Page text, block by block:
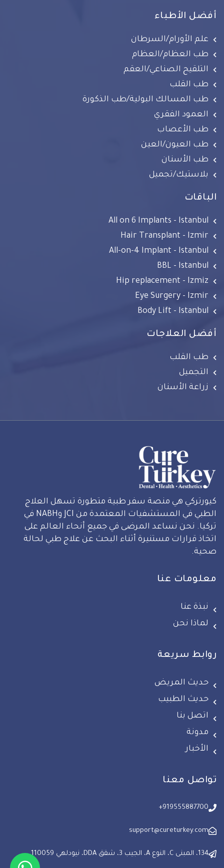
أفضل الأطباء
علم الأورام/السرطان
طب العظام/العظام
التلقيح الصناعي/العقم
طب القلب
طب المسالك البولية/طب الذكورة
العمود الفقري
طب الأعصاب
طب العيون/العين
طب الأسنان
بلاستيك/تجميل
الباقات
All on 6 Implants - Istanbul
Hair Transplant - Izmir
All-on-4 Implant - Istanbul
BBL - Istanbul
Hip replacement - Izmiz
Eye Surgery - Izmir
Body Lift - Istanbul
أفضل العلاجات
طب القلب
التجميل
زراعة الأسنان
كيورتركي هي منصة سفر طبية متطورة تسهل العلاج
الطبي في المستشفيات المعتمدة من JCI وNABH في
تركيا. نحن نساعد المرضى في جميع أنحاء العالم على
اتخاذ قرارات مستنيرة أثناء البحث عن علاج طبي لحالة
صحية.
معلومات عنا
نبذة عنا
لماذا نحن
روابط سريعة
حديث المريض
حديث الطبيب
اتصل بنا
مدونة
الأخبار
تواصل معنا
+919555887700
support@cureturkey.com
134، المبنى C، النوع A، الجيب 3، شقق DDA، نيودلهي 110059